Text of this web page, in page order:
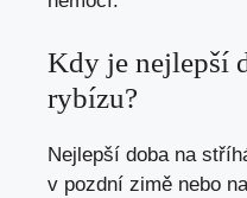
Kdy je nejlepší
rybízu?
Nejlepší doba na
v pozdní zimě nebo